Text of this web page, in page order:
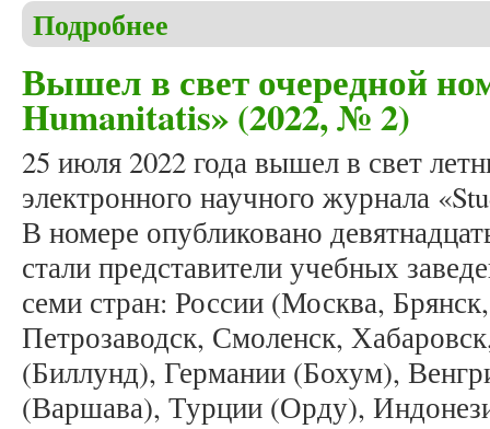
Подробнее
Вышел в свет очередной
Humanitatis» (2022, № 2)
25 июля 2022 года вышел в свет
электронного научного журнала
В номере опубликовано
стали представители учебных
семи стран: России (Москва,
Петрозаводск, Смоленск,
(Биллунд), Германии (Бохум),
(Варшава), Турции (Орду),